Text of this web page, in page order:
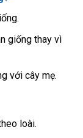
giống thay vì
với cây mẹ.
loài.